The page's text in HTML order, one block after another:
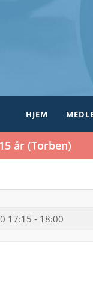
HJEM
år (Torben)
17:15 - 18:00